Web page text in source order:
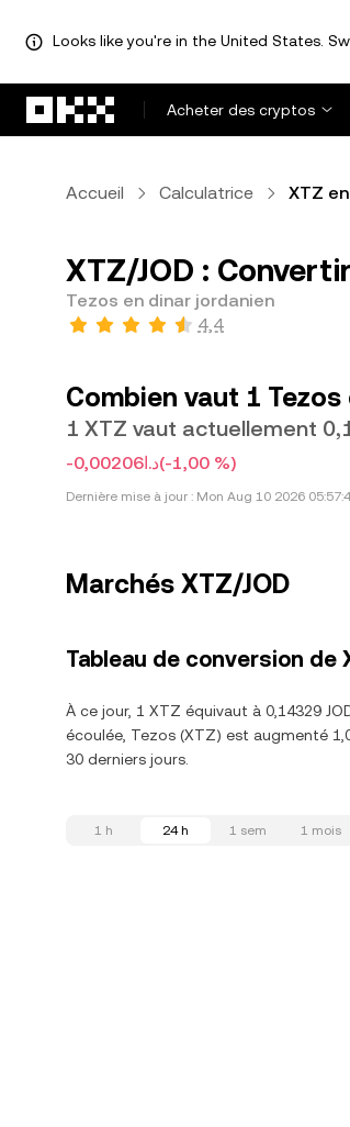
Looks like you're in the United States.
Acheter des cryptos
Accueil Calculatrice XTZ en
XTZ/JOD :
Tezos en dinar jordanien
4,4
Combien vaut 1
-د.ا0,00206(-1,00 %)
Dernière mise à jour : Mon Aug 10 2026
Marchés XTZ/JOD
Tableau de conversion de
À ce jour, 1 XTZ équivaut à 0,14329
écoulée, Tezos (XTZ) est augmenté
30 derniers jours.
1 h 24 h 1 sem 1 mois